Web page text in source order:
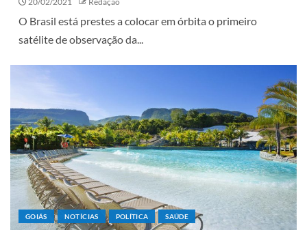
O Brasil está prestes a colocar em órbita o primeiro
satélite de observação da...
GOIÁS NOTÍCIAS POLÍTICA SAÚDE